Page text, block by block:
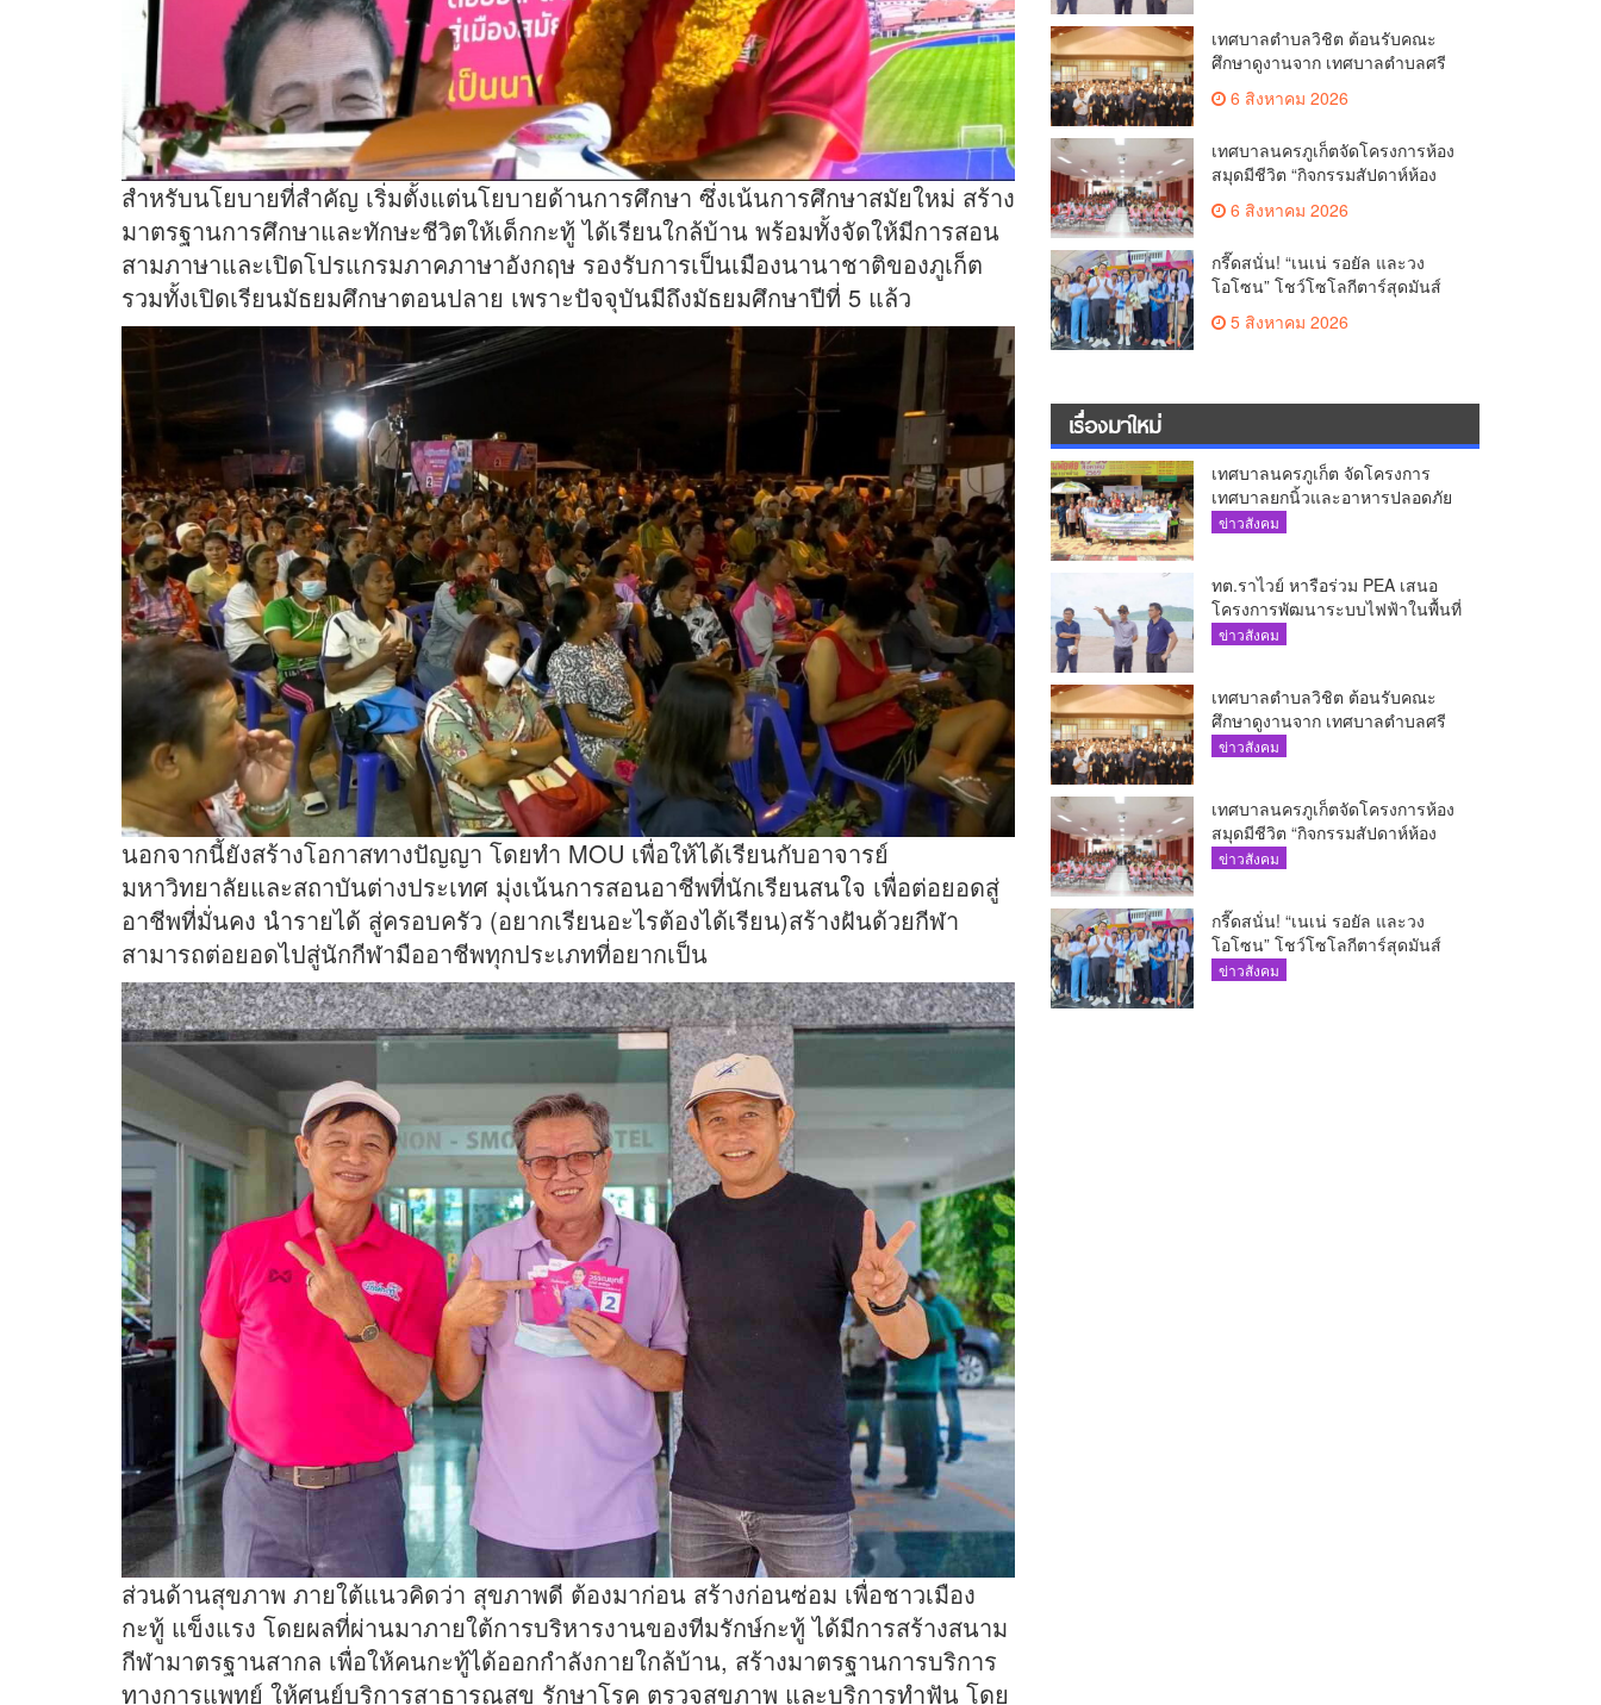
สำหรับนโยบายที่สำคัญ เริ่มตั้งแต่นโยบายด้านการศึกษา ซึ่งเน้นการศึกษาสมัยใหม่ สร้าง
มาตรฐานการศึกษาและทักษะชีวิตให้เด็กกะทู้ ได้เรียนใกล้บ้าน พร้อมทั้งจัดให้มีการสอน
สามภาษาและเปิดโปรแกรมภาคภาษาอังกฤษ รองรับการเป็นเมืองนานาชาติของภูเก็ต
รวมทั้งเปิดเรียนมัธยมศึกษาตอนปลาย เพราะปัจจุบันมีถึงมัธยมศึกษาปีที่ 5 แล้ว
นอกจากนี้ยังสร้างโอกาสทางปัญญา โดยทำ MOU เพื่อให้ได้เรียนกับอาจารย์
มหาวิทยาลัยและสถาบันต่างประเทศ มุ่งเน้นการสอนอาชีพที่นักเรียนสนใจ เพื่อต่อยอดสู่
อาชีพที่มั่นคง นำรายได้ สู่ครอบครัว (อยากเรียนอะไรต้องได้เรียน)สร้างฝันด้วยกีฬา
สามารถต่อยอดไปสู่นักกีฬามืออาชีพทุกประเภทที่อยากเป็น
ส่วนด้านสุขภาพ ภายใต้แนวคิดว่า สุขภาพดี ต้องมาก่อน สร้างก่อนซ่อม เพื่อชาวเมือง
กะทู้ แข็งแรง โดยผลที่ผ่านมาภายใต้การบริหารงานของทีมรักษ์กะทู้ ได้มีการสร้างสนาม
กีฬามาตรฐานสากล เพื่อให้คนกะทู้ได้ออกกำลังกายใกล้บ้าน, สร้างมาตรฐานการบริการ
ทางการแพทย์ ให้ศูนย์บริการสาธารณสุข รักษาโรค ตรวจสุขภาพ และบริการทำฟัน โดย
เทศบาลตำบลวิชิต ต้อนรับคณะ
ศึกษาดูงานจาก เทศบาลตำบลศรี
สุนทร
6 สิงหาคม 2026
เทศบาลนครภูเก็ตจัดโครงการห้อง
สมุดมีชีวิต “กิจกรรมสัปดาห์ห้อง
สมุด”6 สิงหาคม 2026
กรี๊ดสนั่น! “เนเน่ รอยัล และวง
โอโซน” โชว์โซโลกีตาร์สุดมันส์
นักเรียนสตรีภูเก็ตนั่งไม่ติด ทั้งเต้น-
ร้อง5 สิงหาคม 2026
เรื่องมาใหม่
เทศบาลนครภูเก็ต จัดโครงการ
เทศบาลยกนิ้วและอาหารปลอดภัย
เพื่อสุขอนามัยผู้บริโภค
ข่าวสังคม
ทต.ราไวย์ หารือร่วม PEA เสนอ
โครงการพัฒนาระบบไฟฟ้าในพื้นที่
เกาะโหลน
ข่าวสังคม
เทศบาลตำบลวิชิต ต้อนรับคณะ
ศึกษาดูงานจาก เทศบาลตำบลศรี
สุนทร
ข่าวสังคม
เทศบาลนครภูเก็ตจัดโครงการห้อง
สมุดมีชีวิต “กิจกรรมสัปดาห์ห้อง
สมุด”
ข่าวสังคม
กรี๊ดสนั่น! “เนเน่ รอยัล และวง
โอโซน” โชว์โซโลกีตาร์สุดมันส์
นักเรียนสตรีภูเก็ตนั่งไม่ติด ทั้งเต้น-
ข่าวสังคม